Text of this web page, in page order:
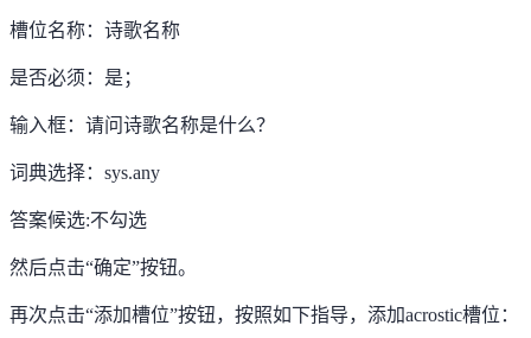
槽位名称： 诗歌名称
是否必须：是；
输入框：请问诗歌名称是什么？
词典选择：sys.any
答案候选:不勾选
然后点击“确定”按钮。
再次点击“添加槽位”按钮，按照如下指导，添加acrostic槽位：